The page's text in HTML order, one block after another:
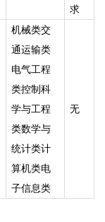
求
机械类 交
通运输类
电气工程
类 控制科
学与工程
类 数学与
统计类 计
算机类 电
子信息类
无